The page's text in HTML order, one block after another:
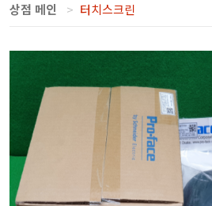
상점 메인 터치스크린